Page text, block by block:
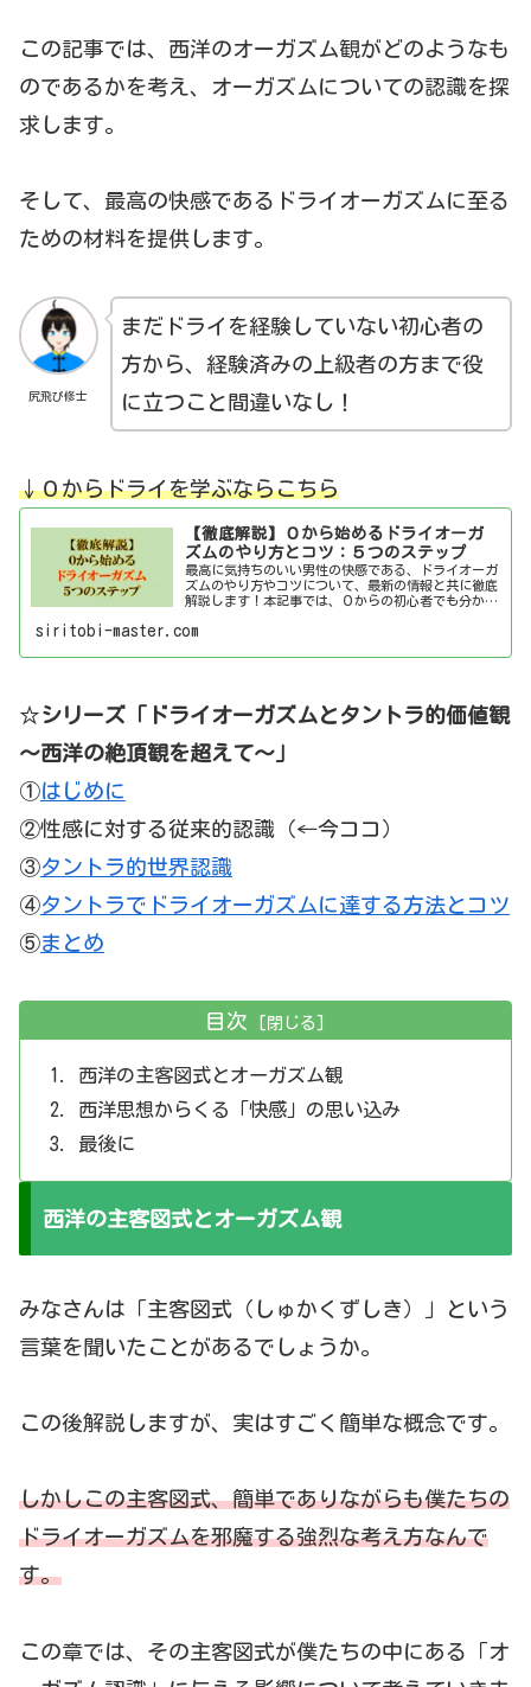
この記事では、西洋のオーガズム観がどのようなも
のであるかを考え、オーガズムについての認識を探
求します。
そして、最高の快感であるドライオーガズムに至る
ための材料を提供します。
尻飛び修士
まだドライを経験していない初心者の
方から、経験済みの上級者の方まで役
に立つこと間違いなし！
↓０からドライを学ぶならこちら
【徹底解説】０から始めるドライオーガ
ズムのやり方とコツ：５つのステップ
最高に気持ちのいい男性の快感である、ドライオーガ
ズムのやり方やコツについて、最新の情報と共に徹底
解説します！本記事では、０からの初心者でも分かり
ドライ経験者がドライオナニーの知識と方法をご紹介
siritobi-master.com
☆シリーズ「ドライオーガズムとタントラ的価値観
～西洋の絶頂観を超えて～」
①はじめに
②性感に対する従来的認識（←今ココ）
③タントラ的世界認識
④タントラでドライオーガズムに達する方法とコツ
⑤まとめ
目次
西洋の主客図式とオーガズム観
西洋思想からくる「快感」の思い込み
最後に
西洋の主客図式とオーガズム観
みなさんは「主客図式（しゅかくずしき）」という
言葉を聞いたことがあるでしょうか。
この後解説しますが、実はすごく簡単な概念です。
しかしこの主客図式、簡単でありながらも僕たちの
ドライオーガズムを邪魔する強烈な考え方なんで
す。
この章では、その主客図式が僕たちの中にある「オ